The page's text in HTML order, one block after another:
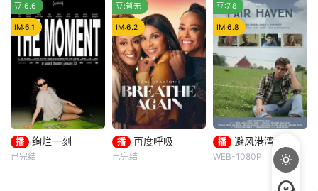
Asya Meadows
在揭开关于已
故祖母多萝西·贝尔
的童年往事后，奥
兹·格雷决定通过录
像记录她对这些往
事的调查过程。为
了找到答案，她试
图与多萝西的灵魂
沟通，却无意间唤
Joel Jackson
Robert Taylor
A newly wido
wed mother is left
with the care of a
n alcoholic father
-in-law and a faili
ng farm. Sh
皮耶尔弗兰切斯科·法维诺
埃洛迪·布歇
青涩的十六岁
少年艾素不知自己
想要什么，却清楚
自己不要什么：父
母享受的中产生
活、哥哥向往的名
校前途。砌砖建
墙，朴拙的体力劳
动，来得实实在
在；乌克兰工友结
实肉体散发阳刚与
推荐
豆:6.6
IM:6.1
绚烂一刻
播 绚烂一刻
已完结
豆:暂无
IM:6.2
再度呼吸
播 再度呼吸
已完结
豆:7.8
IM:6.8
避风港湾
播 避风港湾
WEB-1080P